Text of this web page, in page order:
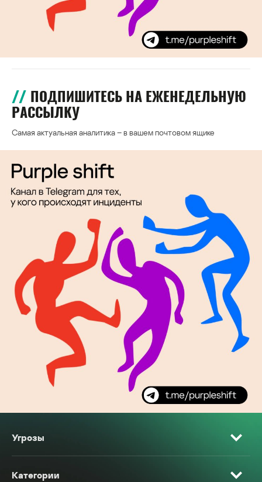
ПОДПИШИТЕСЬ НА ЕЖЕНЕДЕЛЬНУЮ
РАССЫЛКУ
Самая актуальная аналитика – в вашем почтовом ящике
Угрозы
Категории